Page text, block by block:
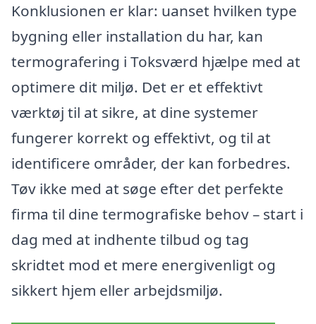
Konklusionen er klar: uanset hvilken type
bygning eller installation du har, kan
termografering i Toksværd hjælpe med at
optimere dit miljø. Det er et effektivt
værktøj til at sikre, at dine systemer
fungerer korrekt og effektivt, og til at
identificere områder, der kan forbedres.
Tøv ikke med at søge efter det perfekte
firma til dine termografiske behov – start i
dag med at indhente tilbud og tag
skridtet mod et mere energivenligt og
sikkert hjem eller arbejdsmiljø.